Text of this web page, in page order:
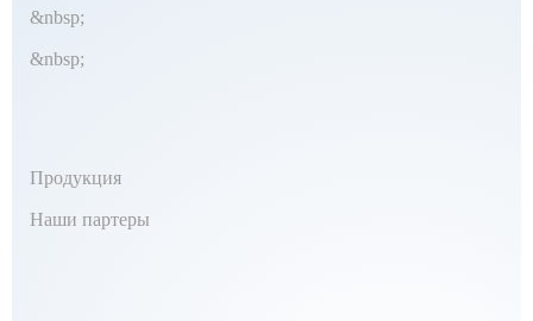
&nbsp;
&nbsp;
Продукция
Наши партеры